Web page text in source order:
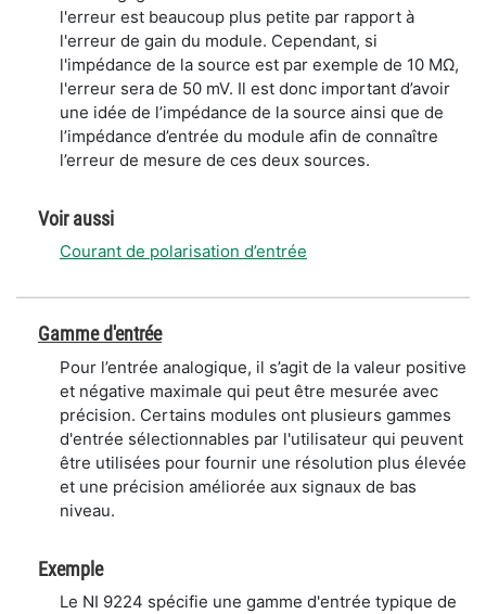
l'erreur est beaucoup plus petite par rapport à
l'erreur de gain du module. Cependant, si
l'impédance de la source est par exemple de 10 MΩ,
l'erreur sera de 50 mV. Il est donc important d’avoir
une idée de l’impédance de la source ainsi que de
l’impédance d’entrée du module afin de connaître
l’erreur de mesure de ces deux sources.
Voir aussi
Courant de polarisation d’entrée
Gamme d'entrée
Pour l’entrée analogique, il s’agit de la valeur positive
et négative maximale qui peut être mesurée avec
précision. Certains modules ont plusieurs gammes
d'entrée sélectionnables par l'utilisateur qui peuvent
être utilisées pour fournir une résolution plus élevée
et une précision améliorée aux signaux de bas
niveau.
Exemple
Le NI 9224 spécifie une gamme d'entrée typique de